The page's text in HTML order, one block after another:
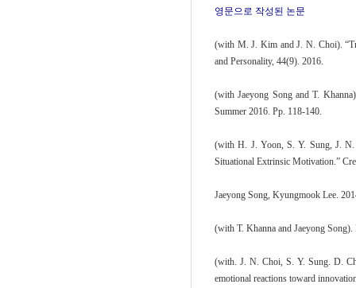
영문으로 작성된 논문
(with M. J. Kim and J. N. Choi).
and Personality, 44(9). 2016.
(with Jaeyong Song and T.
Summer 2016. Pp. 118-140.
(with H. J. Yoon, S. Y. Sung, J. N.
Situational Extrinsic Motivation.”
Jaeyong Song, Kyungmook Lee.
(with T. Khanna and Jaeyong
(with. J. N. Choi, S. Y. Sung. D.
emotional reactions toward